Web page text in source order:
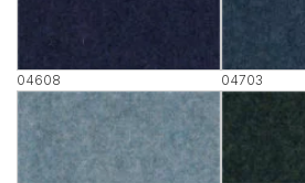
04608 04703